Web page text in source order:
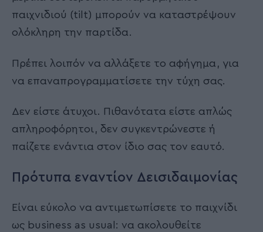
παιχνιδιού (tilt) μπορούν να καταστρέψουν
ολόκληρη την παρτίδα.
Πρέπει λοιπόν να αλλάξετε το αφήγημα, για
να επαναπρογραμματίσετε την τύχη σας.
Δεν είστε άτυχοι. Πιθανότατα είστε απλώς
απληροφόρητοι, δεν συγκεντρώνεστε ή
παίζετε ενάντια στον ίδιο σας τον εαυτό.
Πρότυπα εναντίον Δεισιδαιμονίας
Είναι εύκολο να αντιμετωπίσετε το παιχνίδι
ως business as usual: να ακολουθείτε